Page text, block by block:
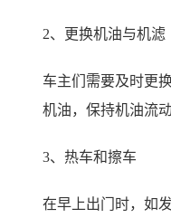
2、更换机油与机滤
车主们需要及时更
机油，保持机油流
3、热车和擦车
在早上出门时，如